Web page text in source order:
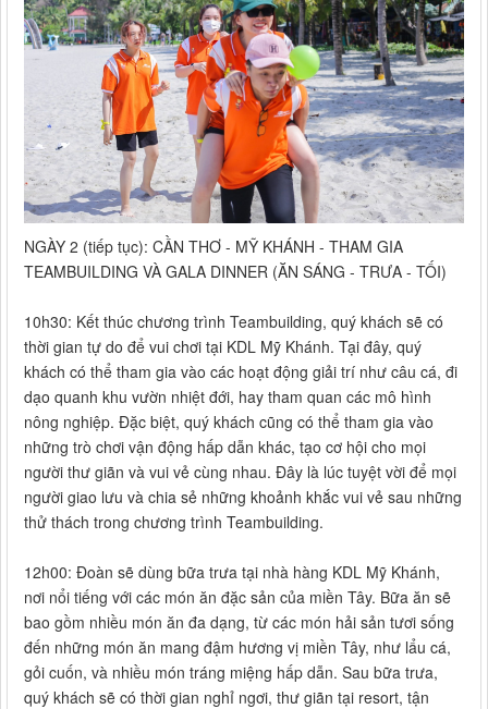
NGÀY 2 (tiếp tục): CẦN THƠ - MỸ KHÁNH - THAM GIA
TEAMBUILDING VÀ GALA DINNER (ĂN SÁNG - TRƯA - TỐI)
10h30: Kết thúc chương trình Teambuilding, quý khách sẽ có
thời gian tự do để vui chơi tại KDL Mỹ Khánh. Tại đây, quý
khách có thể tham gia vào các hoạt động giải trí như câu cá, đi
dạo quanh khu vườn nhiệt đới, hay tham quan các mô hình
nông nghiệp. Đặc biệt, quý khách cũng có thể tham gia vào
những trò chơi vận động hấp dẫn khác, tạo cơ hội cho mọi
người thư giãn và vui vẻ cùng nhau. Đây là lúc tuyệt vời để mọi
người giao lưu và chia sẻ những khoảnh khắc vui vẻ sau những
thử thách trong chương trình Teambuilding.
12h00: Đoàn sẽ dùng bữa trưa tại nhà hàng KDL Mỹ Khánh,
nơi nổi tiếng với các món ăn đặc sản của miền Tây. Bữa ăn sẽ
bao gồm nhiều món ăn đa dạng, từ các món hải sản tươi sống
đến những món ăn mang đậm hương vị miền Tây, như lẩu cá,
gỏi cuốn, và nhiều món tráng miệng hấp dẫn. Sau bữa trưa,
quý khách sẽ có thời gian nghỉ ngơi, thư giãn tại resort, tận